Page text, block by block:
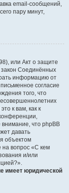
email-сообщений,
пару минут,
или Акт о защите
закон Соединённых
информацию от
согласие
того, что
к вам, как к
внимание, что phpBB
давать
объектом
на вопрос «С кем
и/или
имеет юридической